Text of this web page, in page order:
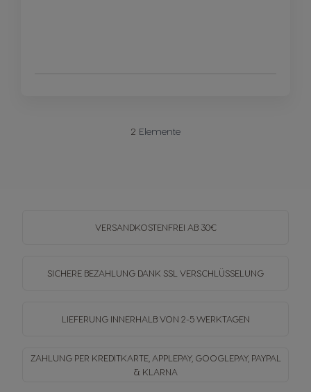
2 Elemente
VERSANDKOSTENFREI AB 30€
SICHERE BEZAHLUNG DANK SSL VERSCHLÜSSELUNG
LIEFERUNG INNERHALB VON 2-5 WERKTAGEN
ZAHLUNG PER KREDITKARTE, APPLEPAY, GOOGLEPAY, PAYPAL
& KLARNA